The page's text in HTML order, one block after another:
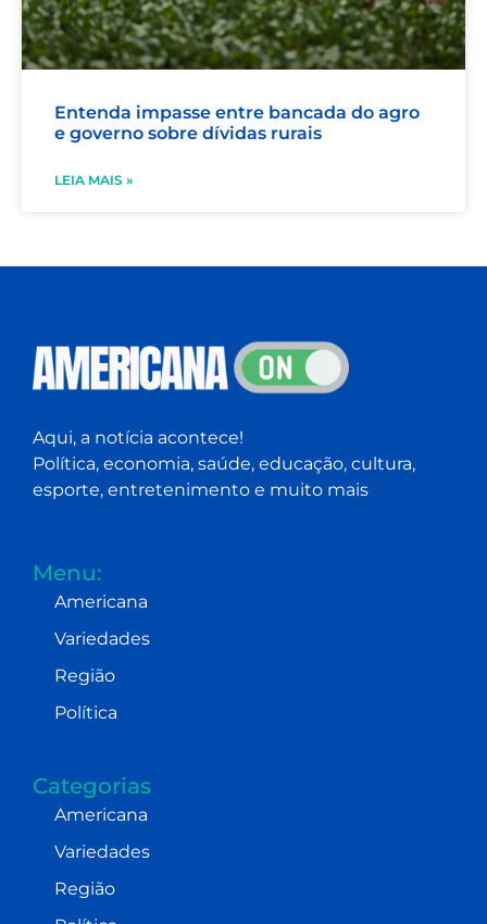
Entenda impasse entre bancada do agro
e governo sobre dívidas rurais
LEIA MAIS »
Aqui, a notícia acontece!
Política, economia, saúde, educação, cultura,
esporte, entretenimento e muito mais
Menu:
Americana
Variedades
Região
Política
Categorias
Americana
Variedades
Região